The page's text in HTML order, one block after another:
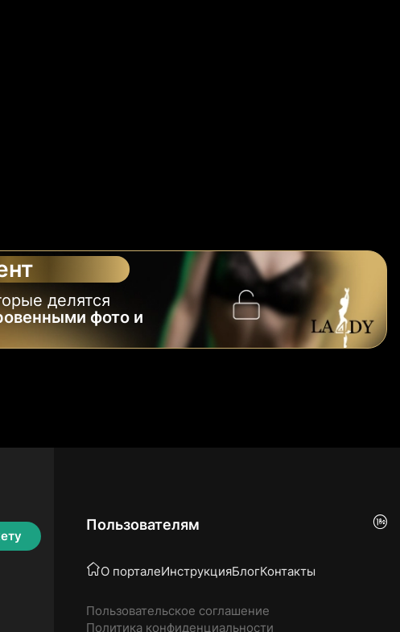
делятся
фото и
Пользователям
О порталеИнструкцияБлогКонтакты
Пользовательское соглашение
Политика конфиденциальности